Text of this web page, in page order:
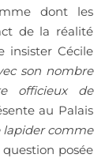
dont les
de la réalité
insister Cécile
son nombre
officieux de
au Palais
lapider comme
question posée